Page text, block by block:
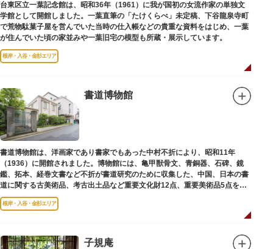
台東区立一葉記念館は、昭和36年（1961）に我が国初の女流作家の単独文
学館として開館しました。一葉直筆の「たけくらべ」未定稿、下谷龍泉寺町
で荒物駄菓子屋を営んでいた当時の仕入帳などの貴重な資料をはじめ、一葉
が住んでいた頃の家並みや一葉旧宅の模型も所蔵・展示しています。
根岸・入谷・金杉エリア
書道博物館
書道博物館は、洋画家であり書家でもあった中村不折により、昭和11年
（1936）に開館されました。博物館には、亀甲獣骨文、青銅器、石碑、鏡
鑑、拓本、経巻文書など不折が書道研究のために収集した、中国、日本の書
道に関する古美術品、考古出土品など重要文化財12点、重要美術品5点を含
む約16000点が収蔵されています。
根岸・入谷・金杉エリア
子規庵